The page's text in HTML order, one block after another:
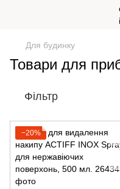
Для будинку
Товари для
Фільтр
−20%